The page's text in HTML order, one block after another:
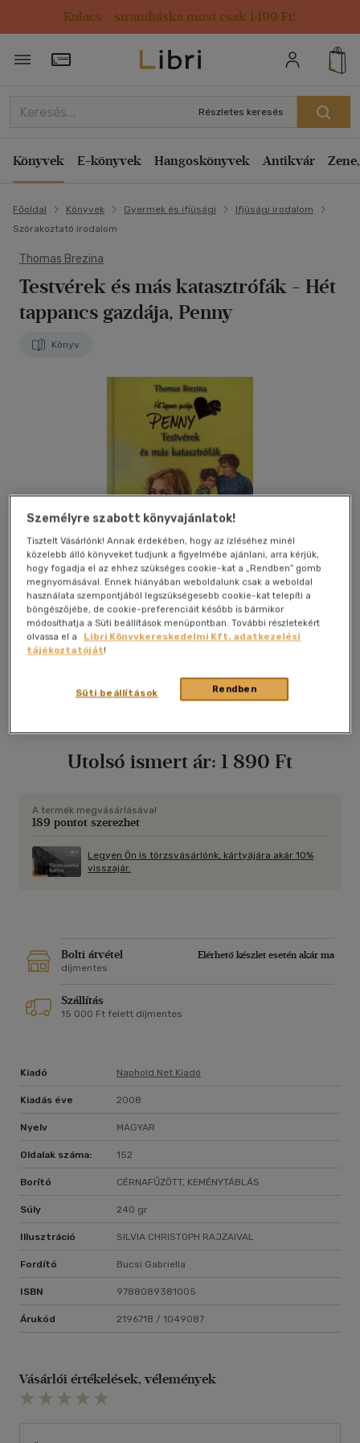
Kulacs / strandtáska most csak 1499 Ft!
Törzsvásárlói Kártya adatai
Részletes keresés
Könyvek E-könyvek Hangoskönyvek Antikvár
Főoldal Könyvek Gyermek és ifjúsági
Ifjúsági irodalom
Szórakoztató irodalom
Thomas Brezina
Testvérek és más katasztrófák - Hét
tappancs gazdája, Penny
Könyv
Kívánságlistához adom
Utolsó ismert ár: 1 890 Ft
A termék megvásárlásával
189 pontot szerezhet
Legyen Ön is törzsvásárlónk, kártyájára akár 10%
visszajár.
Bolti átvétel
Elérhető készlet esetén akár ma
díjmentes
Szállítás
15 000 Ft felett díjmentes
Kiadó Naphold.net Kiadó
Kiadás éve 2008
Nyelv MAGYAR
Oldalak száma: 152
Borító CÉRNAFŰZÖTT, KEMÉNYTÁBLÁS
Súly 240 gr
Illusztráció SILVIA CHRISTOPH RAJZAIVAL
Fordító Bucsi Gabriella
ISBN 9788089381005
Árukód 2196718 / 1049087
Vásárlói értékelések, vélemények
Személyre szabott könyvajánlatok!
Tisztelt Vásárlónk! Annak érdekében, hogy az ízléséhez minél
közelebb álló könyveket tudjunk a figyelmébe ajánlani, arra kérjük,
hogy fogadja el az ehhez szükséges cookie-kat a „Rendben” gomb
megnyomásával. Ennek hiányában weboldalunk csak a weboldal
használata szempontjából legszükségesebb cookie-kat telepíti a
böngészőjébe, de cookie-preferenciáit később is bármikor
módosíthatja a Süti beállítások menüpontban. További részletekért
olvassa el a
Libri Könyvkereskedelmi Kft. adatkezelési
tájékoztatóját!
Rendben
Süti beállítások